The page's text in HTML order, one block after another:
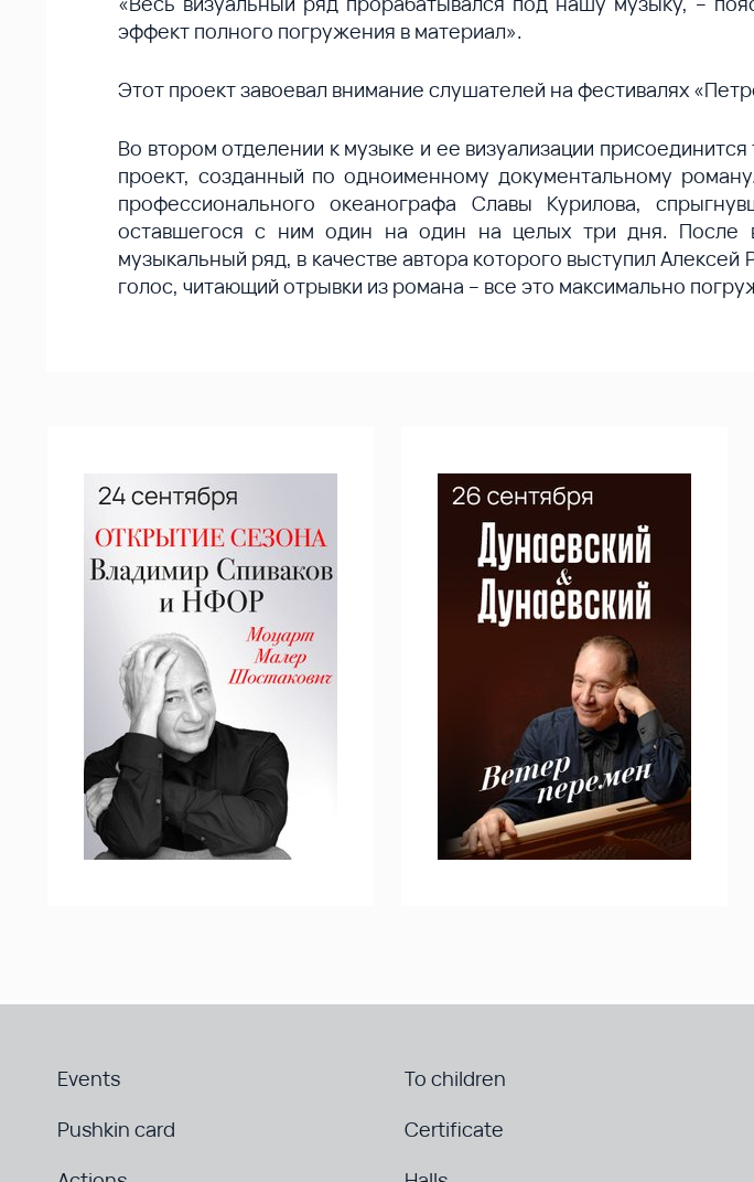
эффект полного погружения в материал».
Этот проект завоевал внимание слушателей на фестивалях
Во втором отделении к музыке и ее визуализации
проект, созданный по одноименному документальному
профессионального океанографа Славы Курилова,
оставшегося с ним один на один на целых три дня. После
музыкальный ряд, в качестве автора которого выступил
голос, читающий отрывки из романа – все это максимально
Events
To children
Pushkin card
Certificate